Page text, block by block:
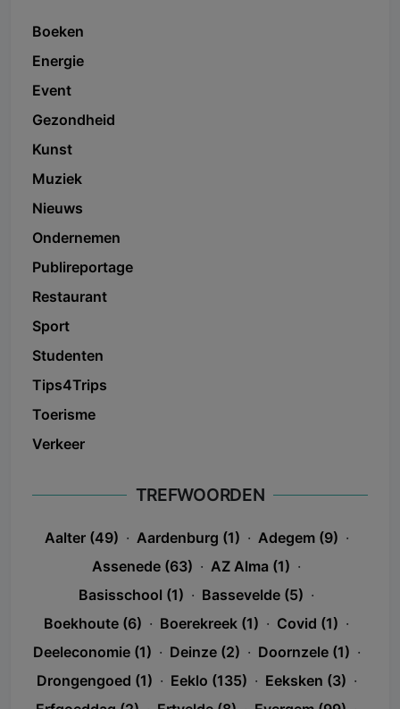
Boeken
Energie
Event
Gezondheid
Kunst
Muziek
Nieuws
Ondernemen
Publireportage
Restaurant
Sport
Studenten
Tips4Trips
Toerisme
Verkeer
TREFWOORDEN
Aalter (49) · Aardenburg (1) · Adegem (9) ·
Assenede (63) · AZ Alma (1) ·
Basisschool (1) · Bassevelde (5) ·
Boekhoute (6) · Boerekreek (1) · Covid (1) ·
Deeleconomie (1) · Deinze (2) · Doornzele (1) ·
Drongengoed (1) · Eeklo (135) · Eeksken (3) ·